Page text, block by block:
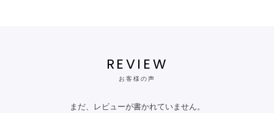
REVIEW
お客様の声
まだ、レビューが書かれていません。